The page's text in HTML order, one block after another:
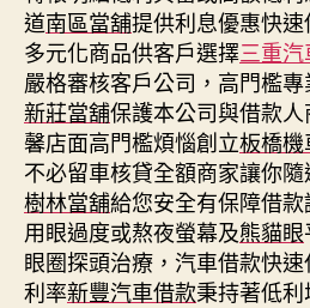
道南區當舖提供利息優惠快
多元化商品供客戶選擇三重
嚴格審核客戶公司，高門檻
新莊當舖保護本公司與借款
馨店面高門檻煩惱創立板橋
不必留車核貸全額商家讓你
樹林當舖給您安全有保障借
用眼過度或熬夜螢幕及熊貓眼
眼圈探頭治療，汽車借款快
利率新豐汽車借款秉持著低